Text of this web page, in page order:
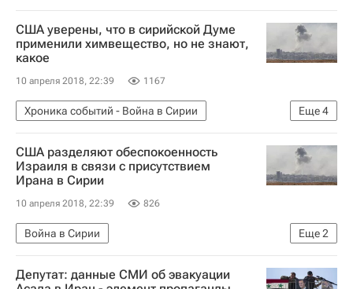
США уверены, что в сирийской Думе
применили химвещество, но не знают,
какое
10 апреля 2018, 22:39 1167
Еще4
Хроника событий - Война в Сирии
Война в Сирии
Дума
Хизер Науэрт
Государственный департамент США
США разделяют обеспокоенность
Израиля в связи с присутствием
Ирана в Сирии
10 апреля 2018, 22:39 826
Еще2
Война в Сирии
Авиаудары Израиля по военным объектам в Сирии
Сирия
Депутат: данные СМИ об эвакуации